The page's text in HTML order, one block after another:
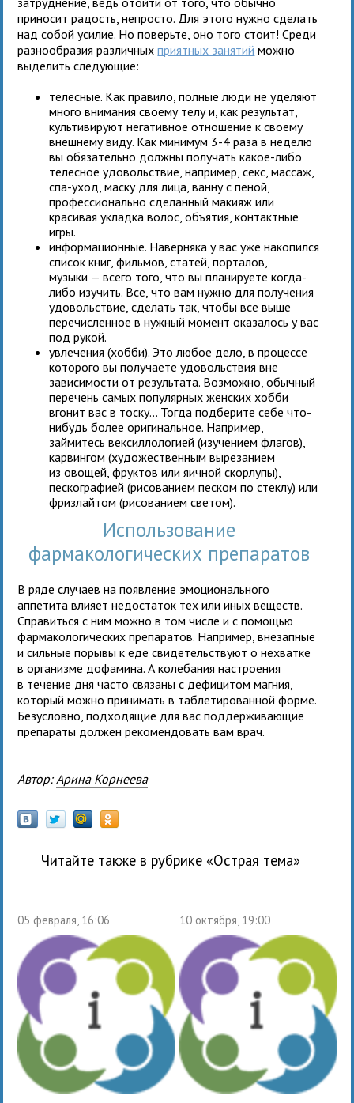
приносит радость, непросто. Для этого нужно сделать
над собой усилие. Но поверьте, оно того стоит! Среди
разнообразия различныхприятных занятий можно
выделить следующие:
телесные. Как правило, полные люди не уделяют
много внимания своему телу и, как результат,
культивируют негативное отношение к своему
внешнему виду. Как минимум 3-4 раза в неделю
вы обязательно должны получать какое-либо
телесное удовольствие, например, секс, массаж,
спа-уход, маску для лица, ванну с пеной,
профессионально сделанный макияж или
красивая укладка волос, объятия, контактные
игры.
информационные. Наверняка у вас уже накопился
список книг, фильмов, статей, порталов,
музыки — всего того, что вы планируете когда-
либо изучить. Все, что вам нужно для получения
удовольствие, сделать так, чтобы все выше
перечисленное в нужный момент оказалось у вас
под рукой.
увлечения (хобби). Это любое дело, в процессе
которого вы получаете удовольствия вне
зависимости от результата. Возможно, обычный
перечень самых популярных женских хобби
вгонит вас в тоску... Тогда подберите себе что-
нибудь более оригинальное. Например,
займитесь вексиллологией (изучением флагов),
карвингом (художественным вырезанием
из овощей, фруктов или яичной скорлупы),
пескографией (рисованием песком по стеклу) или
фризлайтом (рисованием светом).
Использование
фармакологических препаратов
В ряде случаев на появление эмоционального
аппетита влияет недостаток тех или иных веществ.
Справиться с ним можно в том числе и с помощью
фармакологических препаратов. Например, внезапные
и сильные порывы к еде свидетельствуют о нехватке
в организме дофамина. А колебания настроения
в течение дня часто связаны с дефицитом магния,
который можно принимать в таблетированной форме.
Безусловно, подходящие для вас поддерживающие
препараты должен рекомендовать вам врач.
Автор:Арина Корнеева
Читайте также в рубрике « Острая тема»
05 февраля, 16:06 10 октября, 19:00